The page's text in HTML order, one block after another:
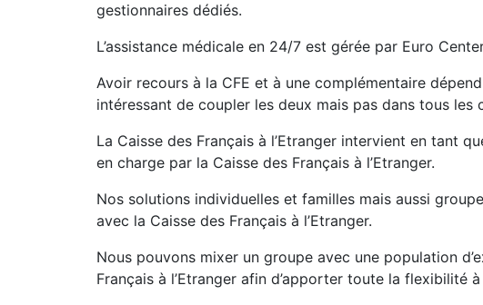
gestionnaires dédiés.
L’assistance médicale en 24/7 est gérée par Euro
Avoir recours à la CFE et à une complémentaire
intéressant de coupler les deux mais pas dans tous les
La Caisse des Français à l’Etranger intervient en tant
en charge par la Caisse des Français à l’Etranger.
Nos solutions individuelles et familles mais aussi
avec la Caisse des Français à l’Etranger.
Nous pouvons mixer un groupe avec une population
Français à l’Etranger afin d’apporter toute la flexibilité